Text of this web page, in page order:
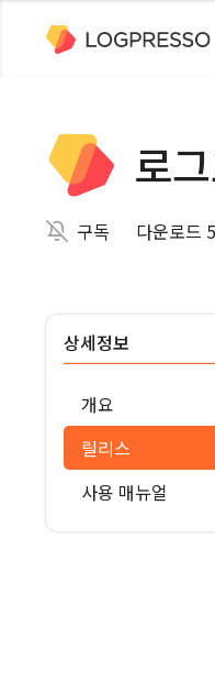
로
구독 다운로드
상세정보
개요
릴리스
사용 매뉴얼